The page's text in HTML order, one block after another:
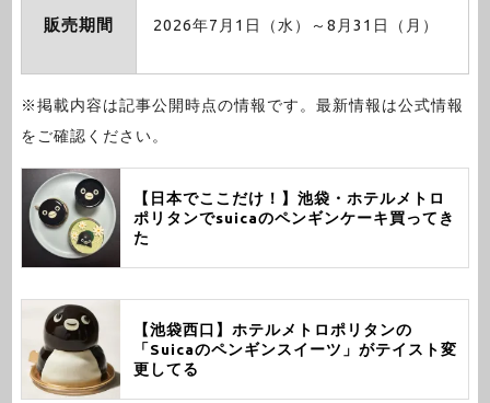
販売期間 2026年7月1日（水）～8月31日（月）
※掲載内容は記事公開時点の情報です。最新情報は公式情報
をご確認ください。
【日本でここだけ！】池袋・ホテルメトロ
ポリタンでsuicaのペンギンケーキ買ってき
た
【池袋西口】ホテルメトロポリタンの
「Suicaのペンギンスイーツ」がテイスト変
更してる